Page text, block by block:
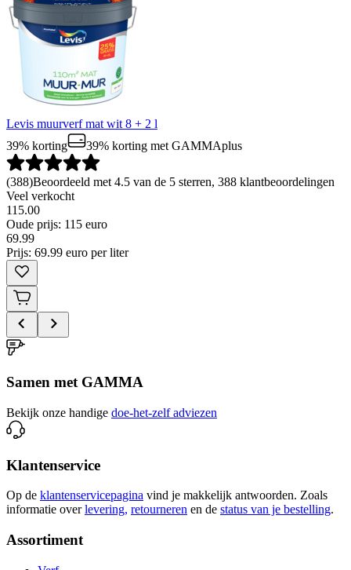
Levis muurverf mat wit 8 + 2 l
39% korting
39% korting met GAMMAplus
(388)Beoordeeld met 4.5 van de 5 sterren, 388 klantbeoordelingen
Veel verkocht
115.00
Oude prijs: 115 euro
69.99
Prijs: 69.99 euro per liter
Samen met GAMMA
Bekijk onze handige doe-het-zelf adviezen
Klantenservice
Op de klantenservicepagina vind je makkelijk antwoorden. Zoals
informatie over levering, retourneren en de status van je bestelling.
Assortiment